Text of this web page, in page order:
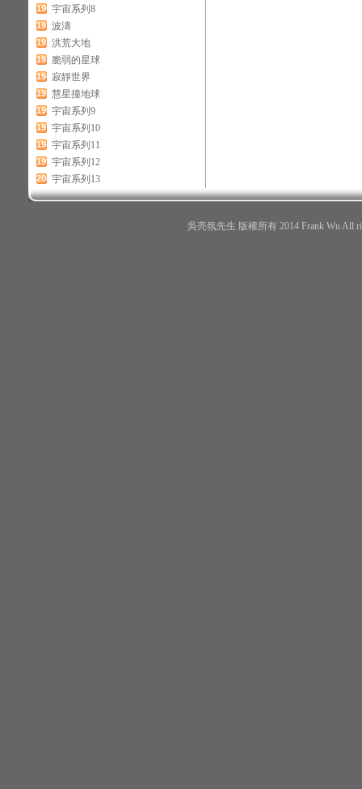
190 宇宙系列8
191 波濤
192 洪荒大地
193 脆弱的星球
194 寂靜世界
195 慧星撞地球
196 宇宙系列9
197 宇宙系列10
198 宇宙系列11
199 宇宙系列12
200 宇宙系列13
吳亮氛先生 版權所有 2014 Frank Wu All